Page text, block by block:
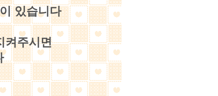
있습니다
켜주시면